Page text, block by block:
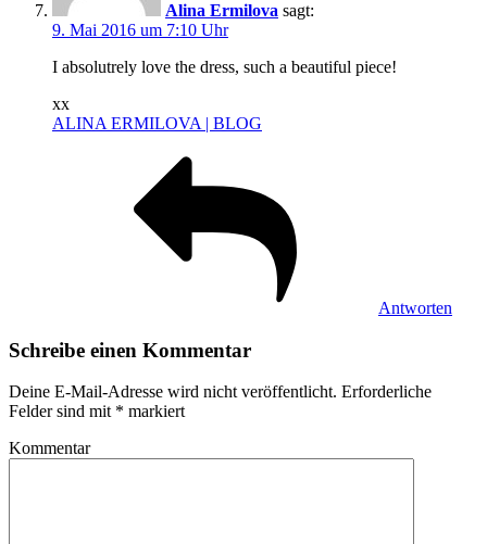
Alina Ermilova sagt:
9. Mai 2016 um 7:10 Uhr
I absolutrely love the dress, such a beautiful piece!
xx
ALINA ERMILOVA | BLOG
Antworten
Schreibe einen Kommentar
Deine E-Mail-Adresse wird nicht veröffentlicht. Erforderliche
Felder sind mit * markiert
Kommentar